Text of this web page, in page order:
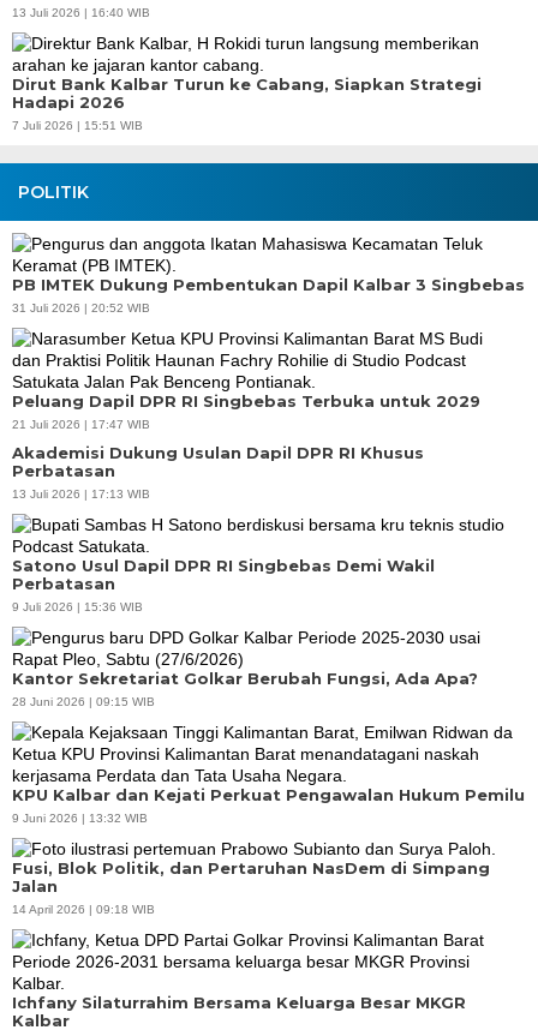
13 Juli 2026 | 16:40 WIB
Dirut Bank Kalbar Turun ke Cabang, Siapkan Strategi
Hadapi 2026
7 Juli 2026 | 15:51 WIB
POLITIK
PB IMTEK Dukung Pembentukan Dapil Kalbar 3 Singbebas
31 Juli 2026 | 20:52 WIB
Peluang Dapil DPR RI Singbebas Terbuka untuk 2029
21 Juli 2026 | 17:47 WIB
Akademisi Dukung Usulan Dapil DPR RI Khusus
Perbatasan
13 Juli 2026 | 17:13 WIB
Satono Usul Dapil DPR RI Singbebas Demi Wakil
Perbatasan
9 Juli 2026 | 15:36 WIB
Kantor Sekretariat Golkar Berubah Fungsi, Ada Apa?
28 Juni 2026 | 09:15 WIB
KPU Kalbar dan Kejati Perkuat Pengawalan Hukum Pemilu
9 Juni 2026 | 13:32 WIB
Fusi, Blok Politik, dan Pertaruhan NasDem di Simpang
Jalan
14 April 2026 | 09:18 WIB
Ichfany Silaturrahim Bersama Keluarga Besar MKGR
Kalbar